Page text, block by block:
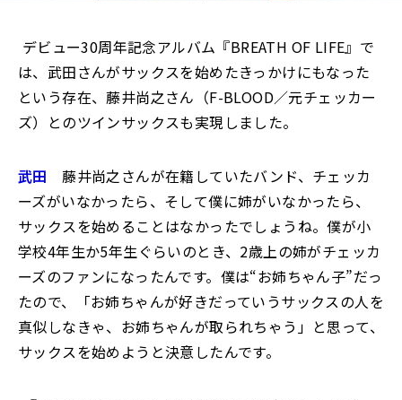
―― デビュー30周年記念アルバム『BREATH OF LIFE』で
は、武田さんがサックスを始めたきっかけにもなった
という存在、藤井尚之さん（F-BLOOD／元チェッカー
ズ）とのツインサックスも実現しました。
武田 藤井尚之さんが在籍していたバンド、チェッカ
ーズがいなかったら、そして僕に姉がいなかったら、
サックスを始めることはなかったでしょうね。僕が小
学校4年生か5年生ぐらいのとき、2歳上の姉がチェッカ
ーズのファンになったんです。僕は“お姉ちゃん子”だっ
たので、「お姉ちゃんが好きだっていうサックスの人を
真似しなきゃ、お姉ちゃんが取られちゃう」と思って、
サックスを始めようと決意したんです。